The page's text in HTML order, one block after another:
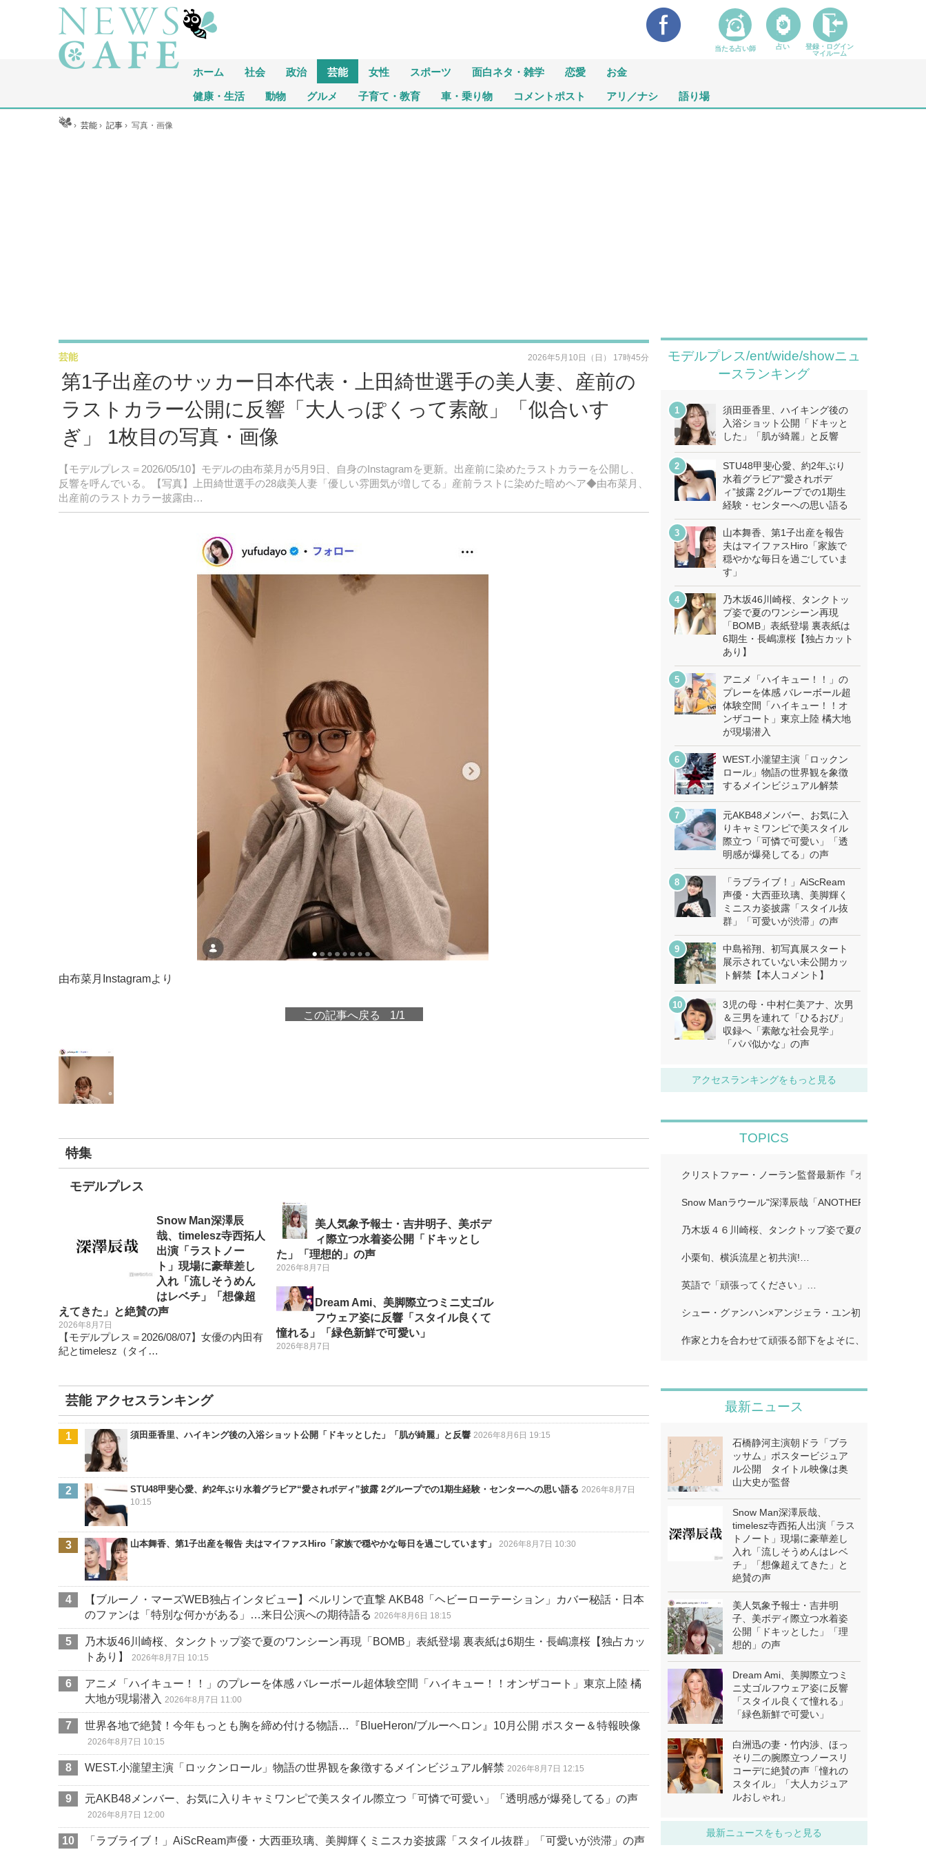
ホーム 社会 政治 芸能 女性 スポーツ 面白ネタ・雑学 恋愛 お金
健康・生活 動物 グルメ 子育て・教育 車・乗り物 コメントポスト アリ／ナシ 語り場
ホーム ›芸能 ›記事 ›写真・画像
第1子出産のサッカー日本代表・上田綺世選手の美人妻、産前の
ラストカラー公開に反響「大人っぽくって素敵」「似合いす
ぎ」 1枚目の写真・画像
【モデルプレス＝2026/05/10】モデルの由布菜月が5月9日、自身のInstagramを更新。出産前に染めたラストカラーを公開し、
反響を呼んでいる。【写真】上田綺世選手の28歳美人妻「優しい雰囲気が増してる」産前ラストに染めた暗めヘア◆由布菜月、
出産前のラストカラー披露由…
芸能 2026年5月10日（日） 17時45分
由布菜月Instagramより
この記事へ戻る 1/1
特集
モデルプレス
Snow Man深澤辰
哉、timelesz寺西拓人
出演「ラストノー
ト」現場に豪華差し
入れ「流しそうめん
はレベチ」「想像超
えてきた」と絶賛の声
2026年8月7日
【モデルプレス＝2026/08/07】女優の内田有
紀とtimelesz（タイ…
美人気象予報士・吉井明子、美ボデ
ィ際立つ水着姿公開「ドキッとし
た」「理想的」の声
2026年8月7日
Dream Ami、美脚際立つミニ丈ゴル
フウェア姿に反響「スタイル良くて
憧れる」「緑色新鮮で可愛い」
2026年8月7日
芸能 アクセスランキング
須田亜香里、ハイキング後の入浴ショット公開「ドキッとした」「肌が綺麗」と反響 2026年8月6日 19:15
STU48甲斐心愛、約2年ぶり水着グラビア“愛されボディ”披露 2グループでの1期生経験・センターへの思い語る 2026年8月7日
10:15
山本舞香、第1子出産を報告 夫はマイファスHiro「家族で穏やかな毎日を過ごしています」 2026年8月7日 10:30
【ブルーノ・マーズWEB独占インタビュー】ベルリンで直撃 AKB48「ヘビーローテーション」カバー秘話・日本
のファンは「特別な何かがある」…来日公演への期待語る 2026年8月6日 18:15
乃木坂46川崎桜、タンクトップ姿で夏のワンシーン再現「BOMB」表紙登場 裏表紙は6期生・長嶋凛桜【独占カッ
トあり】
2026年8月7日 10:15
アニメ「ハイキュー！！」のプレーを体感 バレーボール超体験空間「ハイキュー！！オンザコート」東京上陸 橘
大地が現場潜入 2026年8月7日 11:00
世界各地で絶賛！今年もっとも胸を締め付ける物語…『BlueHeron/ブルーヘロン』10月公開 ポスター＆特報映像
2026年8月7日 10:15
WEST.小瀧望主演「ロックンロール」物語の世界観を象徴するメインビジュアル解禁 2026年8月7日 12:15
元AKB48メンバー、お気に入りキャミワンピで美スタイル際立つ「可憐で可愛い」「透明感が爆発してる」の声
2026年8月7日 12:00
「ラブライブ！」AiScReam声優・大西亜玖璃、美脚輝くミニスカ姿披露「スタイル抜群」「可愛いが渋滞」の声
モデルプレス/ent/wide/showニュ
ースランキング
須田亜香里、ハイキング後の
入浴ショット公開「ドキッと
した」「肌が綺麗」と反響
STU48甲斐心愛、約2年ぶり
水着グラビア“愛されボデ
ィ”披露 2グループでの1期生
経験・センターへの思い語る
山本舞香、第1子出産を報告
夫はマイファスHiro「家族で
穏やかな毎日を過ごしていま
す」
乃木坂46川崎桜、タンクトッ
プ姿で夏のワンシーン再現
「BOMB」表紙登場 裏表紙は
6期生・長嶋凛桜【独占カット
あり】
アニメ「ハイキュー！！」の
プレーを体感 バレーボール超
体験空間「ハイキュー！！オ
ンザコート」東京上陸 橘大地
が現場潜入
WEST.小瀧望主演「ロックン
ロール」物語の世界観を象徴
するメインビジュアル解禁
元AKB48メンバー、お気に入
りキャミワンピで美スタイル
際立つ「可憐で可愛い」「透
明感が爆発してる」の声
「ラブライブ！」AiScReam
声優・大西亜玖璃、美脚輝く
ミニスカ姿披露「スタイル抜
群」「可愛いが渋滞」の声
中島裕翔、初写真展スタート
展示されていない未公開カッ
ト解禁【本人コメント】
3児の母・中村仁美アナ、次男
＆三男を連れて「ひるおび」
収録へ「素敵な社会見学」
「パパ似かな」の声
アクセスランキングをもっと見る
TOPICS
クリストファー・ノーラン監督最新作『オデュッセイ
Snow Manラウール"深澤辰哉「ANOTHER SKY」…
乃木坂４６川崎桜、タンクトップ姿で夏のワンシーン
小栗旬、横浜流星と初共演!…
英語で「頑張ってください」…
シュー・グァンハン×アンジェラ・ユン初共演…
作家と力を合わせて頑張る部下をよそに、上司は陰で
最新ニュース
石橋静河主演朝ドラ「ブラ
ッサム」ポスタービジュア
ル公開 タイトル映像は奥
山大史が監督
Snow Man深澤辰哉、
timelesz寺西拓人出演「ラス
トノート」現場に豪華差し
入れ「流しそうめんはレベ
チ」「想像超えてきた」と
絶賛の声
美人気象予報士・吉井明
子、美ボディ際立つ水着姿
公開「ドキッとした」「理
想的」の声
Dream Ami、美脚際立つミ
ニ丈ゴルフウェア姿に反響
「スタイル良くて憧れる」
「緑色新鮮で可愛い」
白洲迅の妻・竹内渉、ほっ
そり二の腕際立つノースリ
コーデに絶賛の声「憧れの
スタイル」「大人カジュア
ルおしゃれ」
最新ニュースをもっと見る
当たる占い師 占い
登録・ログイン
マイルーム